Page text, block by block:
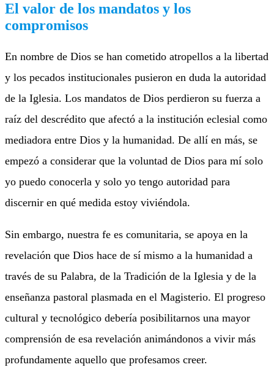
El valor de los mandatos y los
compromisos
En nombre de Dios se han cometido atropellos a la libertad
y los pecados institucionales pusieron en duda la autoridad
de la Iglesia. Los mandatos de Dios perdieron su fuerza a
raíz del descrédito que afectó a la institución eclesial como
mediadora entre Dios y la humanidad. De allí en más, se
empezó a considerar que la voluntad de Dios para mí solo
yo puedo conocerla y solo yo tengo autoridad para
discernir en qué medida estoy viviéndola.
Sin embargo, nuestra fe es comunitaria, se apoya en la
revelación que Dios hace de sí mismo a la humanidad a
través de su Palabra, de la Tradición de la Iglesia y de la
enseñanza pastoral plasmada en el Magisterio. El progreso
cultural y tecnológico debería posibilitarnos una mayor
comprensión de esa revelación animándonos a vivir más
profundamente aquello que profesamos creer.